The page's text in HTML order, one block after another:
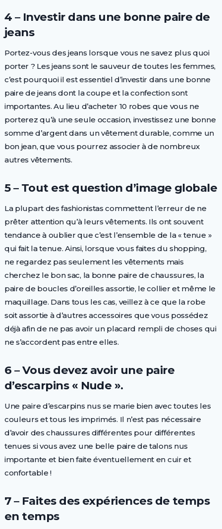
4 – Investir dans une bonne paire de
jeans
Portez-vous des jeans lorsque vous ne savez plus quoi
porter ? Les jeans sont le sauveur de toutes les femmes,
c’est pourquoi il est essentiel d’investir dans une bonne
paire de jeans dont la coupe et la confection sont
importantes. Au lieu d’acheter 10 robes que vous ne
porterez qu’à une seule occasion, investissez une bonne
somme d’argent dans un vêtement durable, comme un
bon jean, que vous pourrez associer à de nombreux
autres vêtements.
5 – Tout est question d’image globale
La plupart des fashionistas commettent l’erreur de ne
prêter attention qu’à leurs vêtements. Ils ont souvent
tendance à oublier que c’est l’ensemble de la « tenue »
qui fait la tenue. Ainsi, lorsque vous faites du shopping,
ne regardez pas seulement les vêtements mais
cherchez le bon sac, la bonne paire de chaussures, la
paire de boucles d’oreilles assortie, le collier et même le
maquillage. Dans tous les cas, veillez à ce que la robe
soit assortie à d’autres accessoires que vous possédez
déjà afin de ne pas avoir un placard rempli de choses qui
ne s’accordent pas entre elles.
6 – Vous devez avoir une paire
d’escarpins « Nude ».
Une paire d’escarpins nus se marie bien avec toutes les
couleurs et tous les imprimés. Il n’est pas nécessaire
d’avoir des chaussures différentes pour différentes
tenues si vous avez une belle paire de talons nus
importante et bien faite éventuellement en cuir et
confortable !
7 – Faites des expériences de temps
en temps